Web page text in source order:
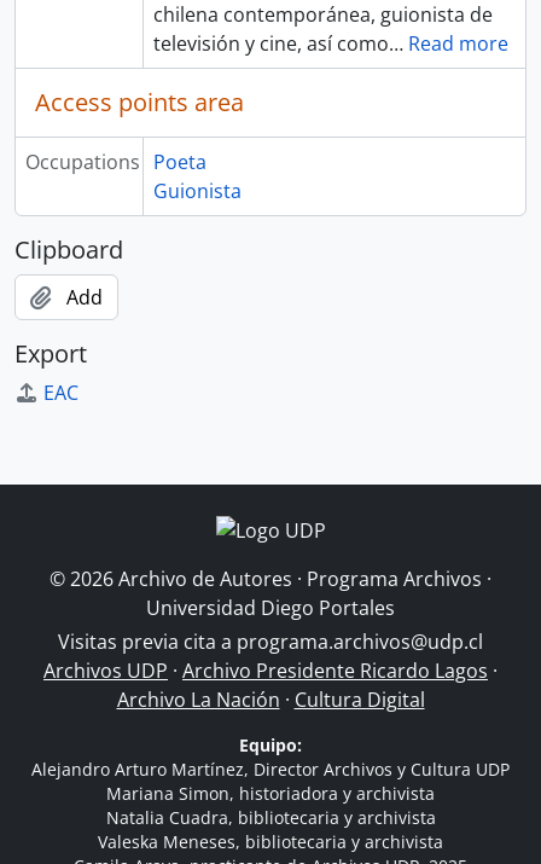
chilena contemporánea, guionista de
televisión y cine, así como… Read more
Access points area
Occupations Poeta
Guionista
Clipboard
Add
Export
EAC
© 2026 Archivo de Autores · Programa Archivos ·
Universidad Diego Portales
Visitas previa cita a programa.archivos@udp.cl
Archivos UDP · Archivo Presidente Ricardo Lagos ·
Archivo La Nación · Cultura Digital
Equipo:
Alejandro Arturo Martínez, Director Archivos y Cultura UDP
Mariana Simon, historiadora y archivista
Natalia Cuadra, bibliotecaria y archivista
Valeska Meneses, bibliotecaria y archivista